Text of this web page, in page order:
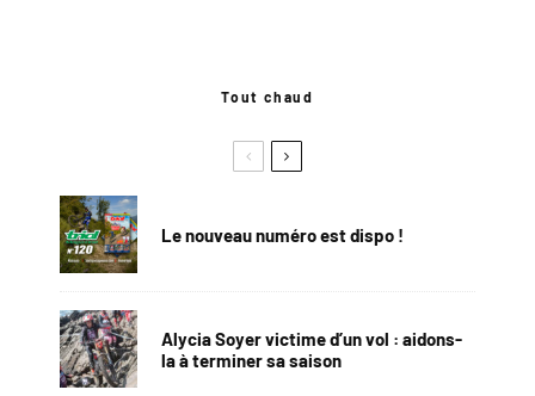
Tout chaud
Le nouveau numéro est dispo !
Alycia Soyer victime d’un vol : aidons-
la à terminer sa saison